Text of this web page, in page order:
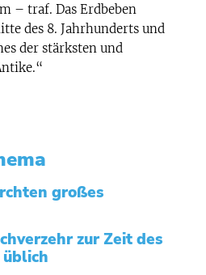
– traf. Das Erdbeben
des 8. Jahrhunderts und
der stärksten und
großes
zur Zeit des
üblich